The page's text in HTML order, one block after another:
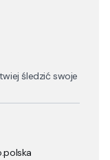
śledzić swoje